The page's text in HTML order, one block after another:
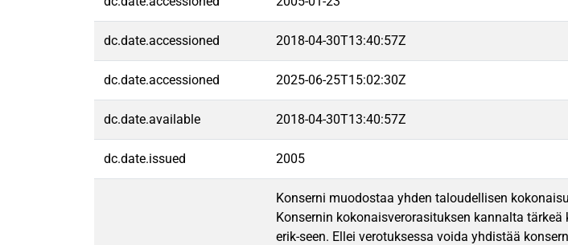
dc.date.accessioned 2018-04-30T13:40:57Z
dc.date.accessioned 2025-06-25T15:02:30Z
dc.date.available 2018-04-30T13:40:57Z
dc.date.issued 2005
Konserni muodostaa yhden taloudellisen
Konsernin kokonaisverorasituksen kannalta
erik-seen. Ellei verotuksessa voida yhdistää